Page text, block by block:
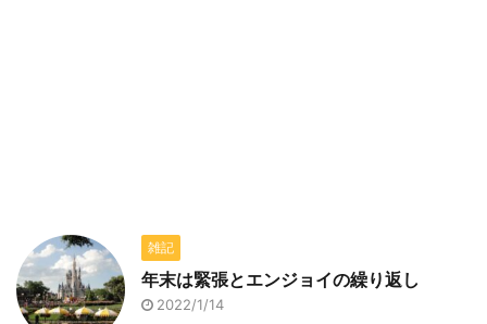
雑記
年末は緊張とエンジョイの繰り返し
2022/1/14